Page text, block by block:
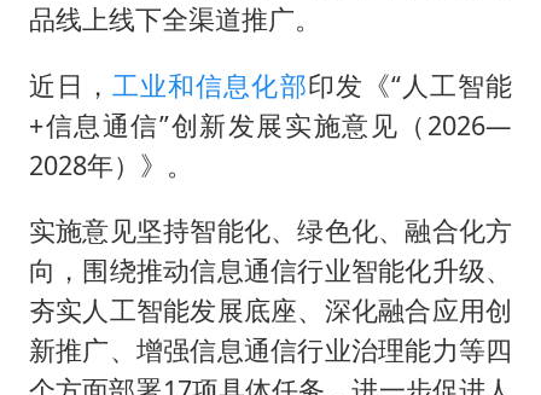
品线上线下全渠道推广。
近日，工业和信息化部印发《“人工智能
+信息通信”创新发展实施意见（2026—
2028年）》。
实施意见坚持智能化、绿色化、融合化方
向，围绕推动信息通信行业智能化升级、
夯实人工智能发展底座、深化融合应用创
新推广、增强信息通信行业治理能力等四